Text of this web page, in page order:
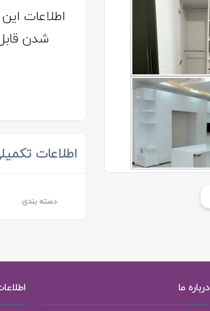
اطلاعات
شدن
اطلاعات
دسته بندی
درباره ما